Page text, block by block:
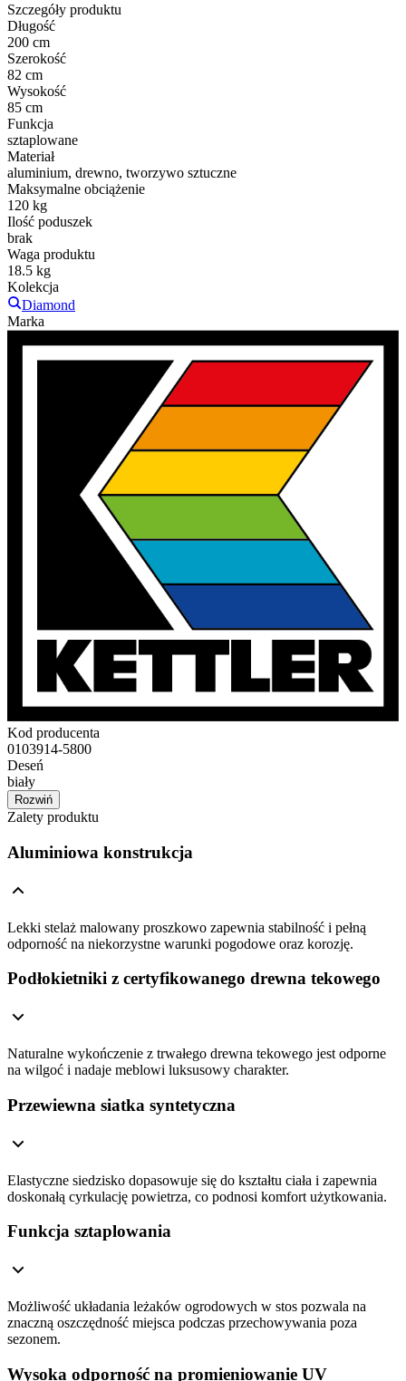
Szczegóły produktu
Długość
200 cm
Szerokość
82 cm
Wysokość
85 cm
Funkcja
sztaplowane
Materiał
aluminium, drewno, tworzywo sztuczne
Maksymalne obciążenie
120 kg
Ilość poduszek
brak
Waga produktu
18.5 kg
Kolekcja
Diamond
Marka
Kod producenta
0103914-5800
Deseń
biały
Rozwiń
Zalety produktu
Aluminiowa konstrukcja
Lekki stelaż malowany proszkowo zapewnia stabilność i pełną
odporność na niekorzystne warunki pogodowe oraz korozję.
Podłokietniki z certyfikowanego drewna tekowego
Naturalne wykończenie z trwałego drewna tekowego jest odporne
na wilgoć i nadaje meblowi luksusowy charakter.
Przewiewna siatka syntetyczna
Elastyczne siedzisko dopasowuje się do kształtu ciała i zapewnia
doskonałą cyrkulację powietrza, co podnosi komfort użytkowania.
Funkcja sztaplowania
Możliwość układania leżaków ogrodowych w stos pozwala na
znaczną oszczędność miejsca podczas przechowywania poza
sezonem.
Wysoka odporność na promieniowanie UV